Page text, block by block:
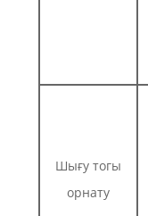
Шығу тогы
орнату